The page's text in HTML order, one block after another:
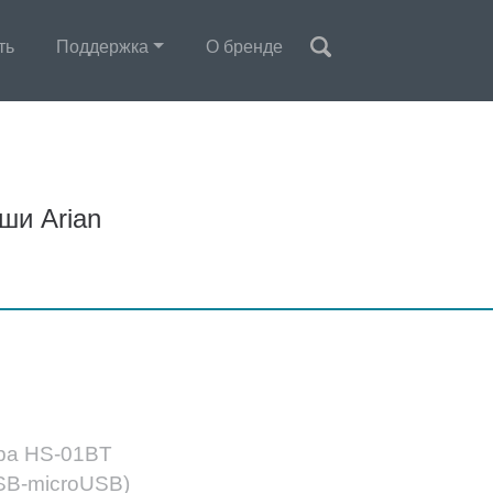
Поддержка О бренде
Arian
HS-01BT
microUSB)